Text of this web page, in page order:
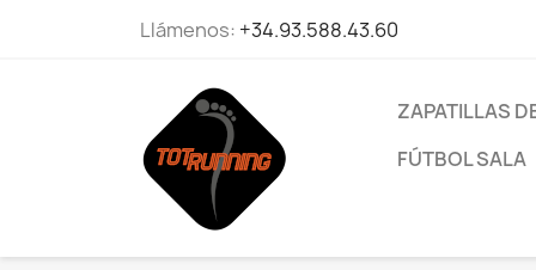
Llámenos: +34.93.588.43.60
ZAPATILLAS
FÚTBOL SALA